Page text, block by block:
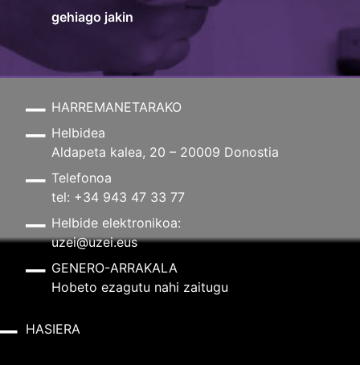
gehiago jakin
HARREMANETARAKO
Helbidea
Aldapeta kalea, 20 – 20009 Donostia
Telefonoa
tel: +34 943 47 33 77
Helbide elektronikoa:
uzei@uzei.eus
GENERO-ARRAKALA
Hobeto ezagutu nahi zaitugu
HASIERA